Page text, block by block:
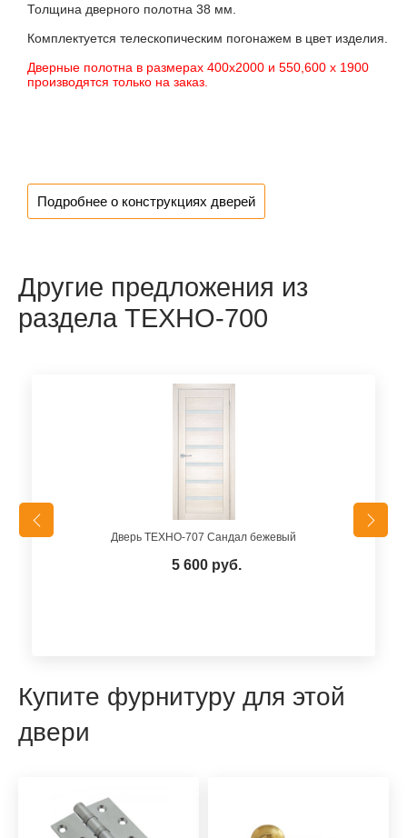
Толщина дверного полотна 38 мм.
Комплектуется телескопическим погонажем в цвет изделия.
Дверные полотна в размерах 400х2000 и 550,600 х 1900
производятся только на заказ.
Подробнее о конструкциях дверей
Другие предложения из
раздела ТЕХНО-700
Дверь ТЕХНО-707 Сандал бежевый
5 600 руб.
Купите фурнитуру для этой
двери